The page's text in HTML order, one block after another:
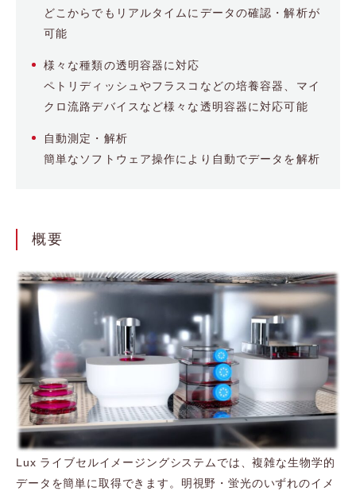
どこからでもリアルタイムにデータの確認・解析が
可能
様々な種類の透明容器に対応
ペトリディッシュやフラスコなどの培養容器、マイ
クロ流路デバイスなど様々な透明容器に対応可能
自動測定・解析
簡単なソフトウェア操作により自動でデータを解析
概要
Lux ライブセルイメージングシステムでは、複雑な生物学的
データを簡単に取得できます。明視野・蛍光のいずれのイメ